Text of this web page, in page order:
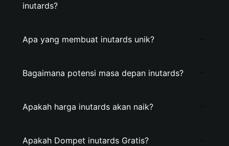
inutards?
Apa yang membuat inutards unik?
Bagaimana potensi masa depan inutards?
Apakah harga inutards akan naik?
Apakah Dompet inutards Gratis?